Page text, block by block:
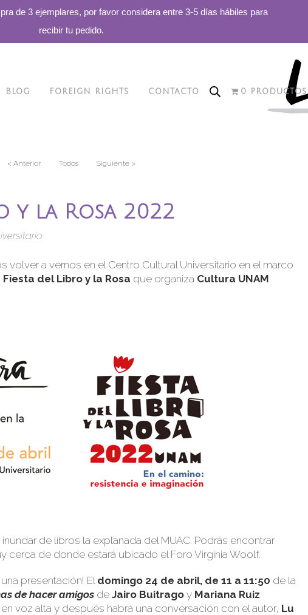
de 3 ejemplares, por favor considera entre 3-5 días hábiles para
recibir tu pedido.
BLOG FOREIGN RIGHTS CONTACTO 0 PRODUCTOS
< Anterior TodosSiguiente >
y la Rosa 2022
volver a vernos en el Centro Cultural Universitario en el marco
Fiesta del Libro y la Rosa que organiza Cultura UNAM.
de libros la explanada del MUAC. Podrás encontrar
cerca de donde estará ubicado el Foro Virginia Woolf.
presentación! El domingo 24 de abril, de 11 a 11:50 de la
de hacer amigos de Jairo Buitrago y Mariana Ruiz
voz alta y después habrá una conversación con el autor, Lu